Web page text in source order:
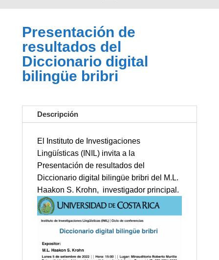
Presentación de
resultados del
Diccionario digital
bilingüe bribri
Descripción
El Instituto de Investigaciones
Lingüísticas (INIL) invita a la
Presentación de resultados del
Diccionario digital bilingüe bribri del M.L.
Haakon S. Krohn, investigador principal.